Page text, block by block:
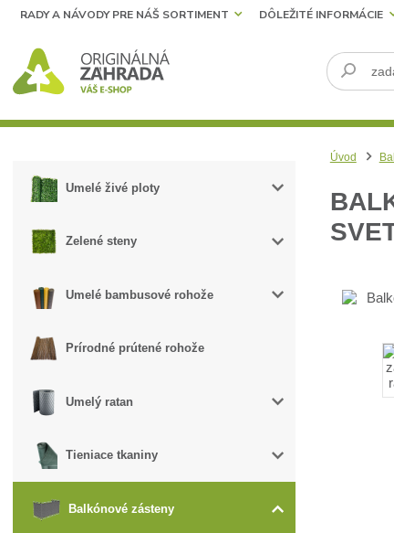
RADY A NÁVODY PRE NÁŠ SORTIMENT DÔLEŽITÉ INFORMÁCIE
Umelé živé ploty
Zelené steny
Umelé bambusové rohože
Prírodné prútené rohože
Umelý ratan
Tieniace tkaniny
Balkónové zásteny
Úvod